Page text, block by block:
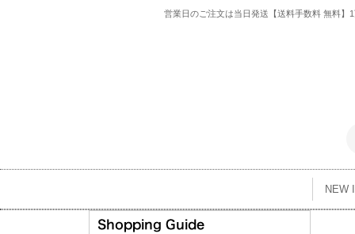
営業日のご注文は当日発送【送料手数料 無料
NEW